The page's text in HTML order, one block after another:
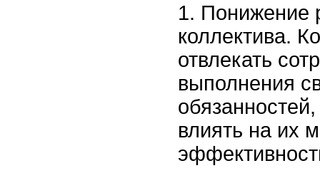
1. Понижение
коллектива.
отвлекать
выполнения
влиять на их